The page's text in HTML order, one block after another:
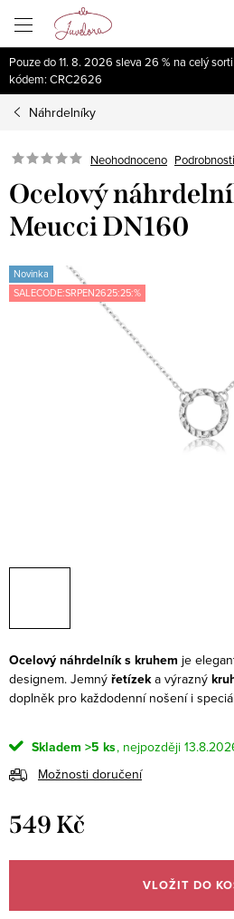
obsah
Pouze do 11. 8. 2026 sleva 26 % na celý
kódem: CRC2626
Náhrdelníky
Neohodnoceno
Ocelový
Meucci DN160
Novinka
SALECODE:SRPEN2625:25:%
Ocelový náhrdelník s kruhem je
designem. Jemný řetízeka výrazný
doplněk pro každodenní nošení i
Skladem >5 ks
Možnosti doručení
549 Kč
cena:
VLOŽIT DO